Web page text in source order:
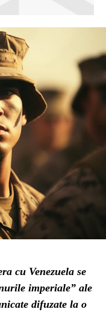
cu Venezuela se
imperiale” ale
difuzate la o